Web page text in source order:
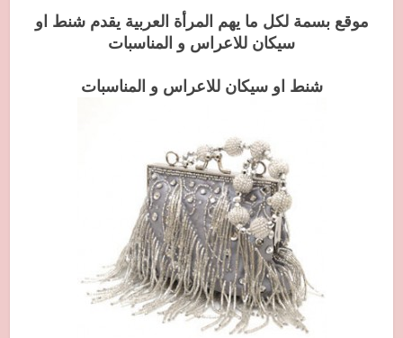
موقع بسمة لكل ما يهم المرأة العربية يقدم شنط او
سيكان للاعراس و المناسبات
شنط او سيكان للاعراس و المناسبات